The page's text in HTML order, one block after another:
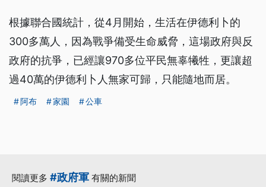
根據聯合國統計，從4月開始，生活在伊德利卜的
300多萬人，因為戰爭備受生命威脅，這場政府與反
政府的抗爭，已經讓970多位平民無辜犧牲，更讓超
過40萬的伊德利卜人無家可歸，只能隨地而居。
阿布 家園 公車
閱讀更多 #政府軍 有關的新聞